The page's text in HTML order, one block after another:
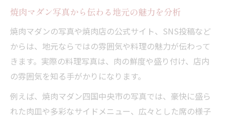
焼肉マダン写真から伝わる地元の魅力を分析
焼肉マダンの写真や焼肉店の公式サイト、SNS投稿など
からは、地元ならではの雰囲気や料理の魅力が伝わって
きます。実際の料理写真は、肉の鮮度や盛り付け、店内
の雰囲気を知る手がかりになります。
例えば、焼肉マダン四国中央市の写真では、豪快に盛ら
れた肉皿や多彩なサイドメニュー、広々とした席の様子